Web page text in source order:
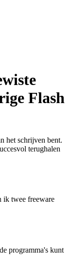
Flash
het schrijven bent.
terughalen
ik twee freeware
programma's kunt